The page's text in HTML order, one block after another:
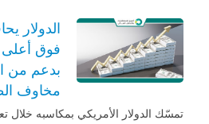
الدولار
فوق
بدعم من
مخاوف
تمسّك الدولار الأمريكي بمكاسبه خلال